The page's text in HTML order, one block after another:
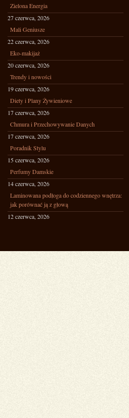
Zielona Energia
27 czerwca, 2026
Mali Geniusze
22 czerwca, 2026
Eko-makijaż
20 czerwca, 2026
Trendy i nowości
19 czerwca, 2026
Diety i Plany Żywieniowe
17 czerwca, 2026
Chmura i Przechowywanie Danych
17 czerwca, 2026
Poradnik Stylu
15 czerwca, 2026
Perfumy Damskie
14 czerwca, 2026
Laminowana podłoga do codziennego wnętrza:
jak porównać ją z głową
12 czerwca, 2026